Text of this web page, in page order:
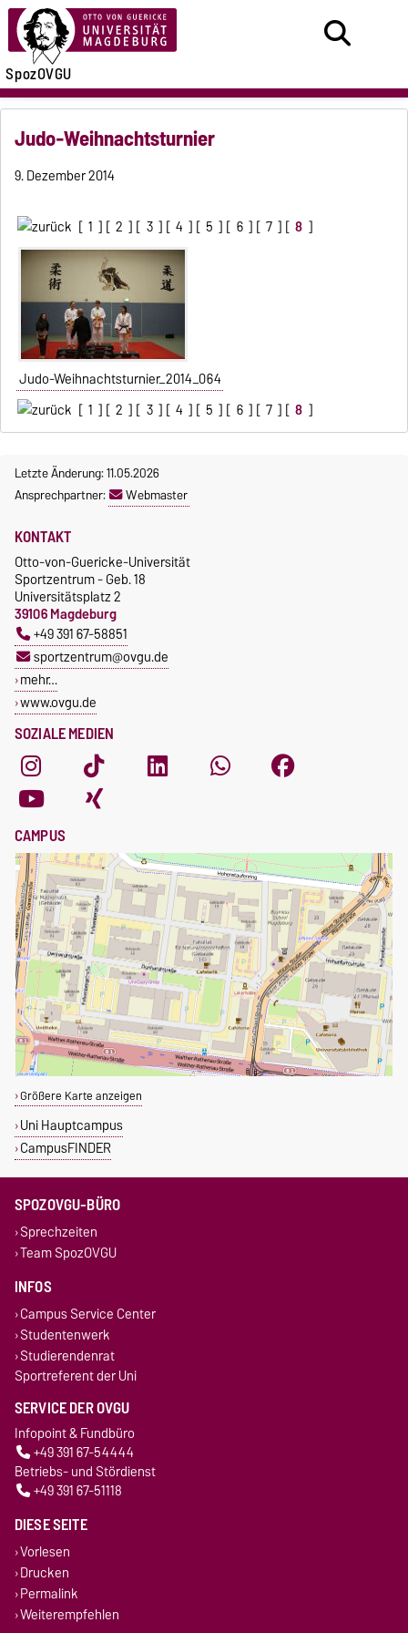
SpozOVGU
Judo-Weihnachtsturnier
9. Dezember 2014
[ 1 ] [ 2 ] [ 3 ] [ 4 ] [ 5 ] [ 6 ] [ 7 ] [ 8 ]
Judo-Weihnachtsturnier_2014_064
[ 1 ] [ 2 ] [ 3 ] [ 4 ] [ 5 ] [ 6 ] [ 7 ] [ 8 ]
Letzte Änderung: 11.05.2026
Ansprechpartner:
Webmaster
SOZIALE MEDIEN
KONTAKT
Otto-von-Guericke-Universität
Sportzentrum - Geb. 18
Universitätsplatz 2
39106 Magdeburg
+49 391 67-58851
sportzentrum@ovgu.de
mehr…
www.ovgu.de
CAMPUS
Größere Karte anzeigen
Uni Hauptcampus
CampusFINDER
SPOZOVGU-BÜRO
Sprechzeiten
Team SpozOVGU
INFOS
Campus Service Center
Studentenwerk
Studierendenrat
Sportreferent der Uni
SERVICE DER OVGU
Infopoint & Fundbüro
+49 391 67-54444
Betriebs- und Stördienst
+49 391 67-51118
DIESE SEITE
Vorlesen
Drucken
Permalink
Weiterempfehlen